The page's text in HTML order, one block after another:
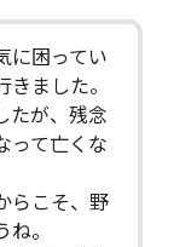
に困ってい
ました。
たが、残念
って亡くな
らこそ、野
。